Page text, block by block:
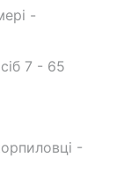
-
7 - 65
-